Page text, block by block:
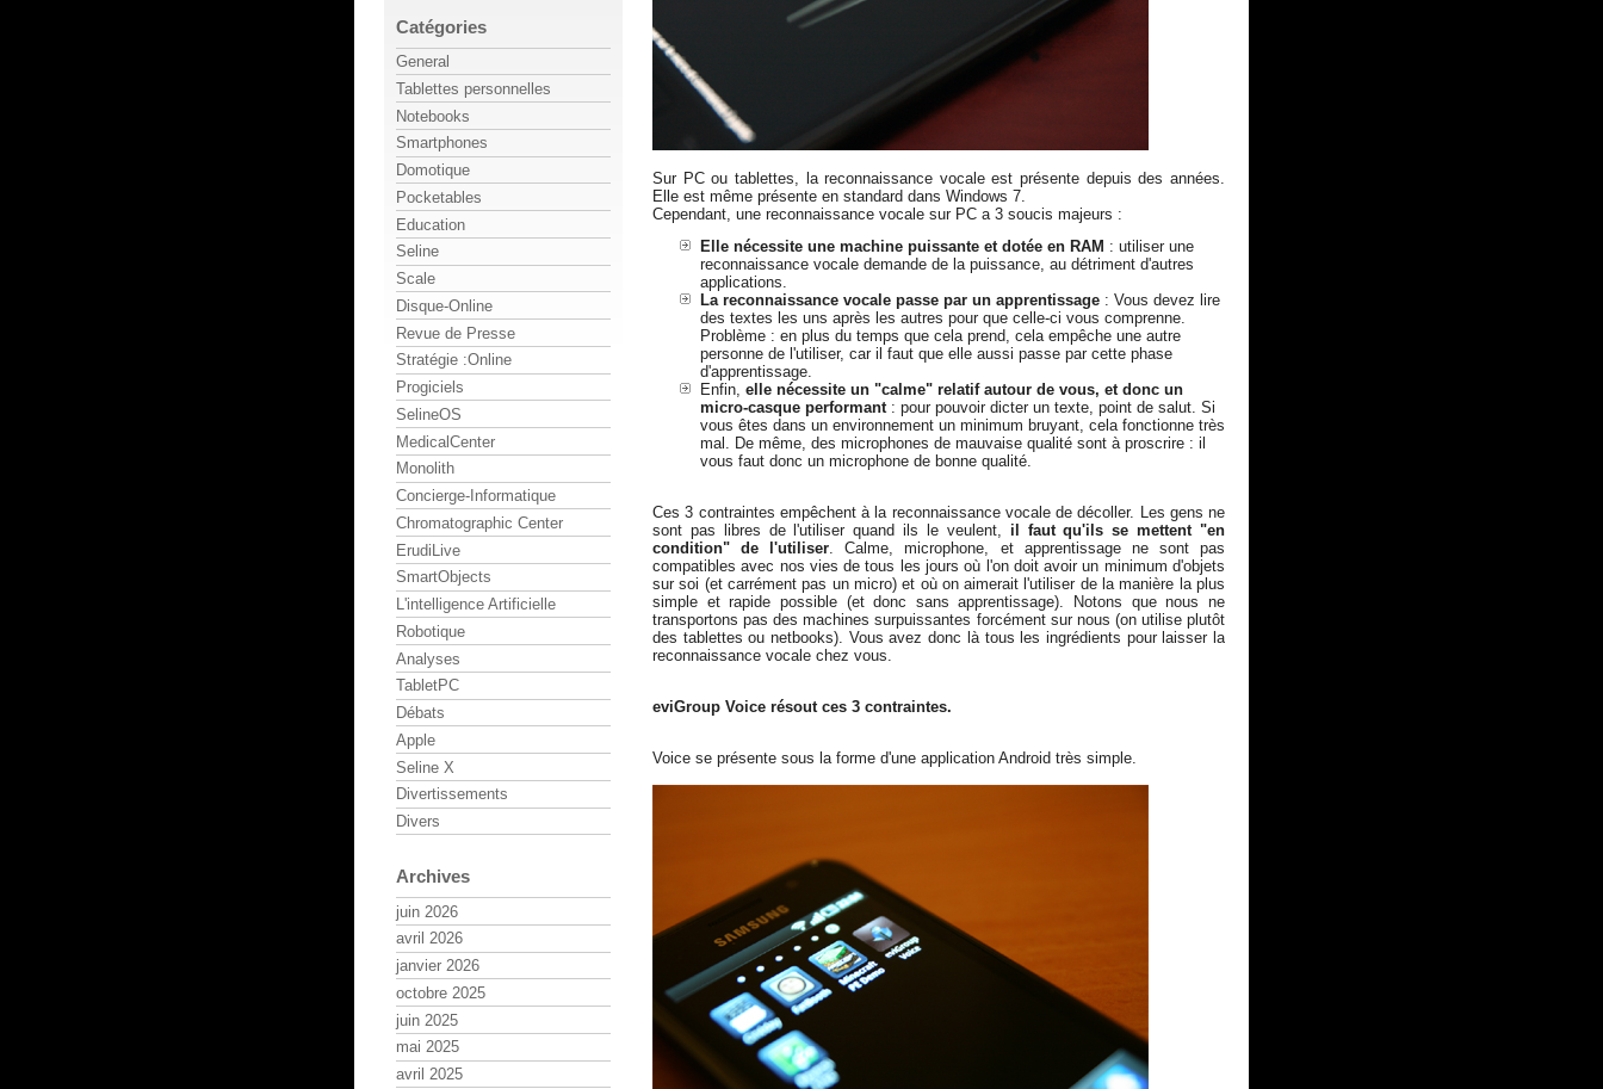
Sur PC ou tablettes, la reconnaissance vocale est présente depuis des années.
Elle est même présente en standard dans Windows 7.
Cependant, une reconnaissance vocale sur PC a 3 soucis majeurs :
Elle nécessite une machine puissante et dotée en RAM : utiliser une
reconnaissance vocale demande de la puissance, au détriment d'autres
applications.
La reconnaissance vocale passe par un apprentissage : Vous devez lire
des textes les uns après les autres pour que celle-ci vous comprenne.
Problème : en plus du temps que cela prend, cela empêche une autre
personne de l'utiliser, car il faut que elle aussi passe par cette phase
d'apprentissage.
Enfin, elle nécessite un "calme" relatif autour de vous, et donc un
micro-casque performant: pour pouvoir dicter un texte, point de salut. Si
vous êtes dans un environnement un minimum bruyant, cela fonctionne très
mal. De même, des microphones de mauvaise qualité sont à proscrire : il
vous faut donc un microphone de bonne qualité.
Ces 3 contraintes empêchent à la reconnaissance vocale de décoller. Les gens ne
sont pas libres de l'utiliser quand ils le veulent, il faut qu'ils se mettent "en
condition" de l'utiliser. Calme, microphone, et apprentissage ne sont pas
compatibles avec nos vies de tous les jours où l'on doit avoir un minimum d'objets
sur soi (et carrément pas un micro) et où on aimerait l'utiliser de la manière la plus
simple et rapide possible (et donc sans apprentissage). Notons que nous ne
transportons pas des machines surpuissantes forcément sur nous (on utilise plutôt
des tablettes ou netbooks). Vous avez donc là tous les ingrédients pour laisser la
reconnaissance vocale chez vous.
eviGroup Voice résout ces 3 contraintes.
Voice se présente sous la forme d'une application Android très simple.
Catégories
General
Tablettes personnelles
Notebooks
Smartphones
Domotique
Pocketables
Education
Seline
Scale
Disque-Online
Revue de Presse
Stratégie :Online
Progiciels
SelineOS
MedicalCenter
Monolith
Concierge-Informatique
Chromatographic Center
ErudiLive
SmartObjects
L'intelligence Artificielle
Robotique
Analyses
TabletPC
Débats
Apple
Seline X
Divertissements
Divers
Archives
juin 2026
avril 2026
janvier 2026
octobre 2025
juin 2025
mai 2025
avril 2025